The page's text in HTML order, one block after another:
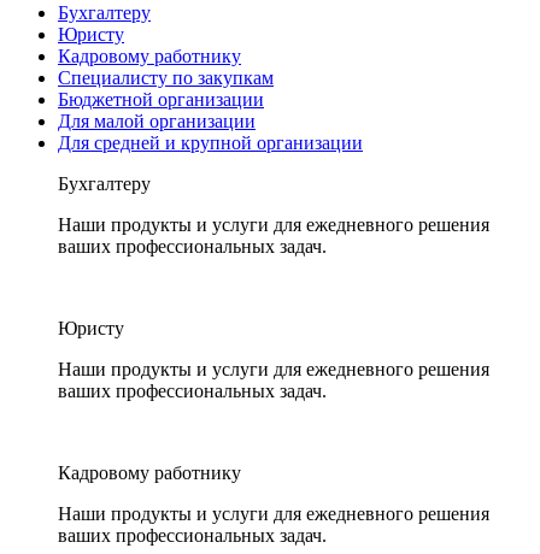
Бухгалтеру
Юристу
Кадровому работнику
Специалисту по закупкам
Бюджетной организации
Для малой организации
Для средней и крупной организации
Бухгалтеру
Наши продукты и услуги для ежедневного решения
ваших профессиональных задач.
Юристу
Наши продукты и услуги для ежедневного решения
ваших профессиональных задач.
Кадровому работнику
Наши продукты и услуги для ежедневного решения
ваших профессиональных задач.